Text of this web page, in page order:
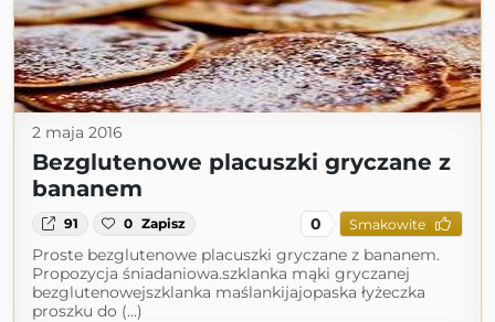
2 maja 2016
Bezglutenowe placuszki gryczane z
bananem
91 0 Zapisz 0 Smakowite
Proste bezglutenowe placuszki gryczane z bananem.
Propozycja śniadaniowa.szklanka mąki gryczanej
bezglutenowejszklanka maślankijajopaska łyżeczka
proszku do (...)